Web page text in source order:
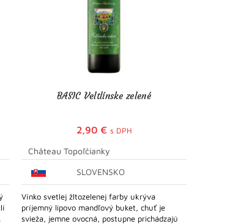
BASIC Veltlínske zelené
2,90 € s DPH
Château Topoľčianky
SLOVENSKO
Vínko svetlej žltozelenej farby ukrýva
príjemný lipovo mandľový buket, chuť je
svieža, jemne ovocná, postupne prichádzajú